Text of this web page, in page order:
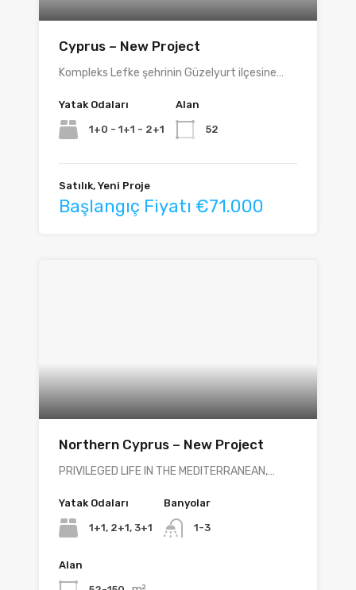
Cyprus – New Project
Kompleks Lefke şehrinin Güzelyurt ilçesine…
Yatak Odaları
1+0 - 1+1 - 2+1
Alan
52
Satılık, Yeni Proje
Başlangıç Fiyatı €71.000
Northern Cyprus – New Project
PRIVILEGED LIFE IN THE MEDITERRANEAN,…
Yatak Odaları
1+1, 2+1, 3+1
Banyolar
1-3
Alan